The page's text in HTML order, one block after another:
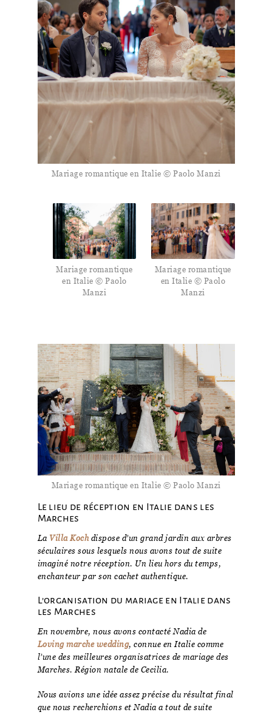
Mariage romantique en Italie © Paolo Manzi
Mariage romantique
en Italie © Paolo
Manzi
Mariage romantique
en Italie © Paolo
Manzi
Mariage romantique en Italie © Paolo Manzi
Le lieu de réception en Italie dans les
Marches
La Villa Kochdispose d’un grand jardin aux arbres
séculaires sous lesquels nous avons tout de suite
imaginé notre réception. Un lieu hors du temps,
enchanteur par son cachet authentique.
L’organisation du mariage en Italie dans
les Marches
En novembre, nous avons contacté Nadia de
Loving marche wedding, connue en Italie comme
l’une des meilleures organisatrices de mariage des
Marches. Région natale de Cecilia.
Nous avions une idée assez précise du résultat final
que nous recherchions et Nadia a tout de suite